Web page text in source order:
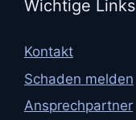
Wichtige Links
Kontakt
Schaden melden
Ansprechpartner